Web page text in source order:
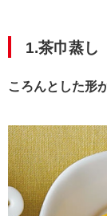
1.茶巾蒸し
ころんとした形